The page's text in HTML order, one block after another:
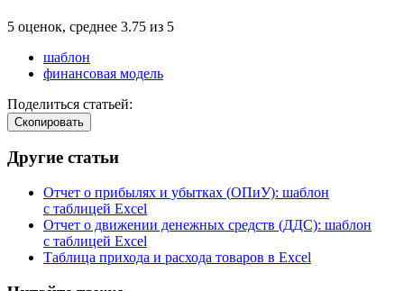
5 оценок, среднее 3.75 из 5
шаблон
финансовая модель
Поделиться статьей:
Cкопировать
Другие статьи
Отчет о прибылях и убытках (ОПиУ): шаблон
с таблицей Excel
Отчет о движении денежных средств (ДДС): шаблон
с таблицей Excel
Таблица прихода и расхода товаров в Excel